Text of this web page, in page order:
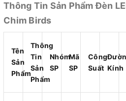
Thông Tin Sản Phẩm Đèn
Chim Birds
Tên
Sản
Phẩm
Thông
Tin
Sản
Phẩm
Nhóm
SP
Mã
SP
Công
Suất Kính